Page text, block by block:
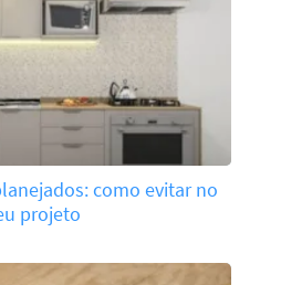
como evitar no
projeto